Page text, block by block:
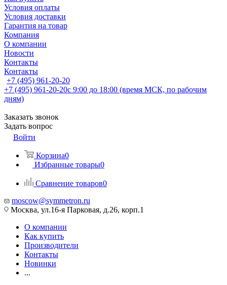
Условия оплаты
Условия доставки
Гарантия на товар
Компания
О компании
Новости
Контакты
Контакты
+7 (495) 961-20-20
+7 (495) 961-20-20с 9:00 до 18:00 (время МСК, по рабочим
дням)
Заказать звонок
Задать вопрос
Войти
Корзина0
Избранные товары0
Сравнение товаров0
moscow@symmetron.ru
Москва, ул.16-я Парковая, д.26, корп.1
О компании
Как купить
Производители
Контакты
Новинки
...